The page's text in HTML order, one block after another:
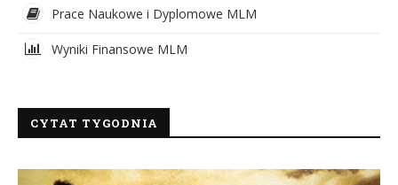
Prace Naukowe i Dyplomowe MLM
Wyniki Finansowe MLM
CYTAT TYGODNIA